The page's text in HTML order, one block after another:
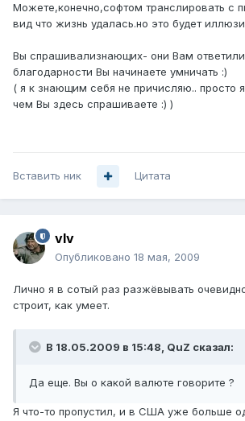
Можете,конечно,софтом транслировать с
вид что жизнь удалась.но это будет
Вы спрашивализнающих- они Вам
благодарности Вы начинаете умничать :)
( я к знающим себя не причисляю.. просто
чем Вы здесь спрашиваете :) )
Вставить ник Цитата
vIv
Опубликовано 18 мая, 2009
Лично я в сотый раз разжёвывать
строит, как умеет.
В 18.05.2009 в 15:48, QuZ сказал:
Да еще. Вы о какой валюте говорите ?
Я что-то пропустил, и в США уже больше